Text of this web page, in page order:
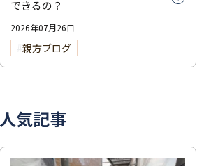
できるの？
2026年07月26日
親方ブログ
人気記事